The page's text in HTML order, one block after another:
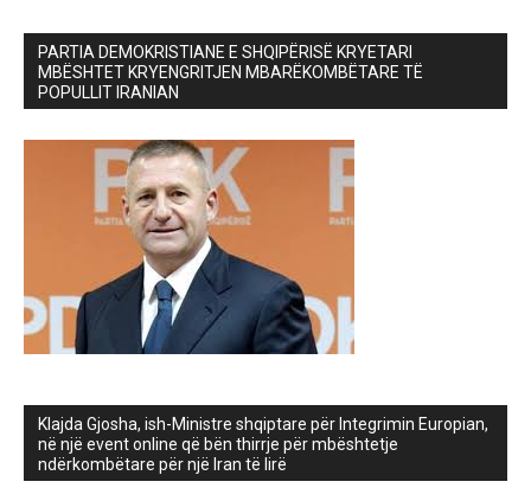
PARTIA DEMOKRISTIANE E SHQIPËRISË KRYETARI
MBËSHTET KRYENGRITJEN MBARËKOMBËTARE TË
POPULLIT IRANIAN
Klajda Gjosha, ish-Ministre shqiptare për Integrimin Europian,
në një event online që bën thirrje për mbështetje
ndërkombëtare për një Iran të lirë